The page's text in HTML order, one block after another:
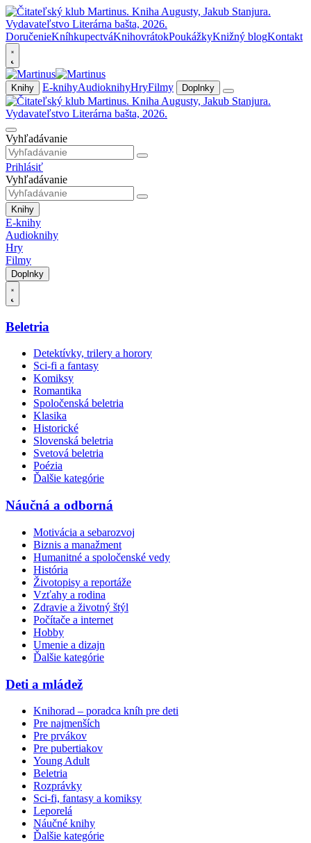
DoručenieKníhkupectváKnihovrátokPoukážkyKnižný blogKontakt
Knihy E-knihyAudioknihyHryFilmy Doplnky
Vyhľadávanie
Prihlásiť
Vyhľadávanie
Knihy
E-knihy
Audioknihy
Hry
Filmy
Doplnky
Beletria
Detektívky, trilery a horory
Sci-fi a fantasy
Komiksy
Romantika
Spoločenská beletria
Klasika
Historické
Slovenská beletria
Svetová beletria
Poézia
Ďalšie kategórie
Náučná a odborná
Motivácia a sebarozvoj
Biznis a manažment
Humanitné a spoločenské vedy
História
Životopisy a reportáže
Vzťahy a rodina
Zdravie a životný štýl
Počítače a internet
Hobby
Umenie a dizajn
Ďalšie kategórie
Deti a mládež
Knihorad – poradca kníh pre deti
Pre najmenších
Pre prvákov
Pre pubertiakov
Young Adult
Beletria
Rozprávky
Sci-fi, fantasy a komiksy
Leporelá
Náučné knihy
Ďalšie kategórie